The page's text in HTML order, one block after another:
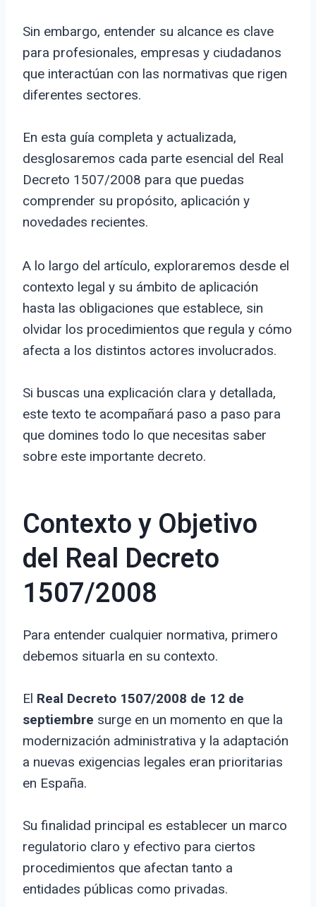
Sin embargo, entender su alcance es clave
para profesionales, empresas y ciudadanos
que interactúan con las normativas que rigen
diferentes sectores.
En esta guía completa y actualizada,
desglosaremos cada parte esencial del Real
Decreto 1507/2008 para que puedas
comprender su propósito, aplicación y
novedades recientes.
A lo largo del artículo, exploraremos desde el
contexto legal y su ámbito de aplicación
hasta las obligaciones que establece, sin
olvidar los procedimientos que regula y cómo
afecta a los distintos actores involucrados.
Si buscas una explicación clara y detallada,
este texto te acompañará paso a paso para
que domines todo lo que necesitas saber
sobre este importante decreto.
Contexto y Objetivo
del Real Decreto
1507/2008
Para entender cualquier normativa, primero
debemos situarla en su contexto.
El Real Decreto 1507/2008 de 12 de
septiembre surge en un momento en que la
modernización administrativa y la adaptación
a nuevas exigencias legales eran prioritarias
en España.
Su finalidad principal es establecer un marco
regulatorio claro y efectivo para ciertos
procedimientos que afectan tanto a
entidades públicas como privadas.